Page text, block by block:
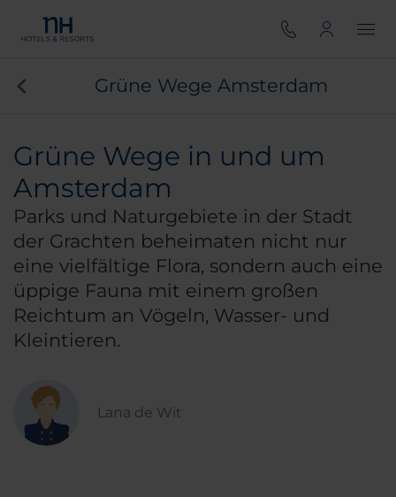
Grüne Wege Amsterdam
Grüne Wege in und um
Amsterdam
Parks und Naturgebiete in der Stadt
der Grachten beheimaten nicht nur
eine vielfältige Flora, sondern auch eine
üppige Fauna mit einem großen
Reichtum an Vögeln, Wasser- und
Kleintieren.
Lana de Wit